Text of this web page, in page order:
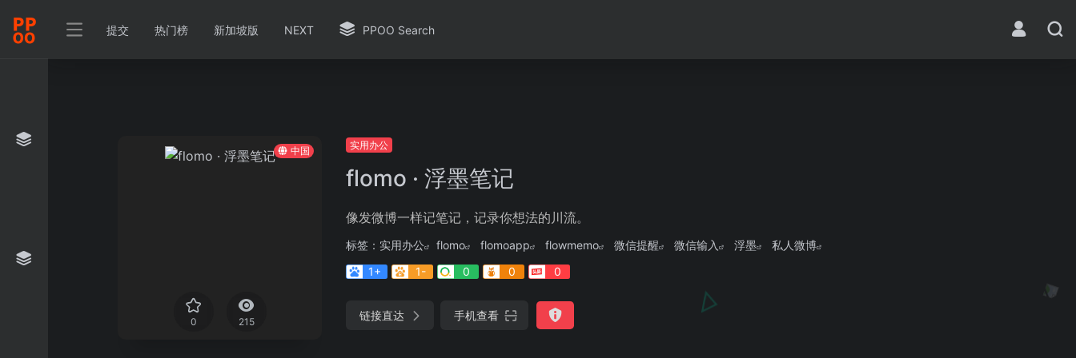
提交 热门榜 新加坡版 NEXT PPOO Search
中国
0 215
实用办公
flomo · 浮墨笔记
像发微博一样记笔记，记录你想法的川流。
标签： 实用办公 flomo flomoapp flowmemo 微信提醒 微信输入 浮墨
私人微博
1+
1- 0 0 0
链接直达 手机查看